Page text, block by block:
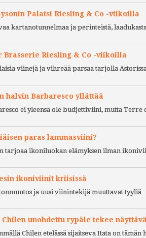
Palatsi Riesling & Co -viikoilla
kartanotunnelmaa ja perinteistä,
Brasserie Riesling & Co -viikoilla
viinejä ja vihreää parsaa tarjolla
halvin Barbaresco yllättää
ei yleensä ole budjettiviini, mutta Terre
paras lammasviini?
tarjoaa ikoniluokan elämyksen ilman
ikoniviinit kriisissä
ja uusi viinintekijä muuttavat tyyliä
Chilen unohdettu rypäle tekee
Chilen etelässä sijaitseva Itata on